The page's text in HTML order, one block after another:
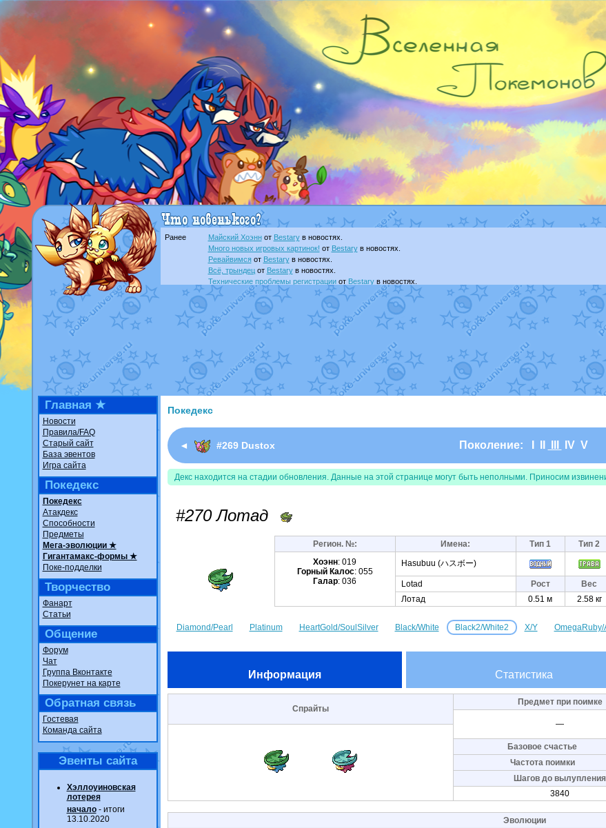
Ранее Майский Хоэннот Bestaryв новостях.
Много новых игровых картинок! от Bestaryв новостях.
Ревайвимсяот Bestaryв новостях.
Всё, трындецот Bestaryв новостях.
Технические проблемы регистрацииот Bestaryв новостях.
доброе утро славянеот Dakkuв фанарте.
Йолда и МимикьюотMavisNyanCat
в фанарте.
Недовольный котомангуст
отRandomon
в фанарте.
The Dark Wishmakerот Randomon
в фанарте.
в фанарте.
ilovearceus
Raging Boltот GraceDaFox
в фанарте.
Shadow mismagiusот
в фанарте.
художник
отvicavica в фанарте.
Главная ★
Новости
Правила/FAQ
Старый сайт
База эвентов
Игра сайта
Покедекс
Покедекс
Атакдекс
Способности
Предметы
Мега-эволюции ★
Гигантамакс-формы ★
Поке-подделки
Творчество
Фанарт
Статьи
Общение
Форум
Чат
Группа Вконтакте
Покерунет на карте
Обратная связь
Гостевая
Команда сайта
Эвенты сайта
Хэллоуиновская
лотерея
начало- итоги
13.10.2020
Покедекс
◄ #269 Dustox Поколение: IV V
Декс находится на стадии обновления. Данные на этой странице могут быть неполными. Приносим
#270 Лотад
Регион. №: Имена: Тип 1 Тип 2
Хоэнн: 019
Горный Калос: 055
Галар: 036
Hasubuu (ハスボー)
Lotad
Рост Вес
Лотад
0.51 м 2.58 кг
Diamond/Pearl Platinum HeartGold/SoulSilver Black/White Black2/White2 X/Y
Информация Статистика
Спрайты
Предмет при поимке
—
Базовое счастье
Частота поимки
Шагов до вылупления
3840
Эволюции